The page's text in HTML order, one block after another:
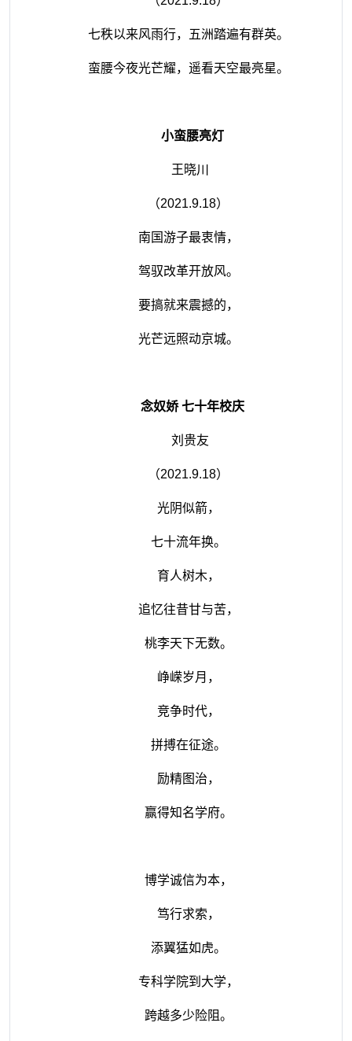
七秩以来风雨行，五洲踏遍有群英。
蛮腰今夜光芒耀，遥看天空最亮星。
小蛮腰亮灯
王晓川
（2021.9.18）
南国游子最衷情，
驾驭改革开放风。
要搞就来震撼的，
光芒远照动京城。
念奴娇 七十年校庆
刘贵友
（2021.9.18）
光阴似箭，
七十流年换。
育人树木，
追忆往昔甘与苦，
桃李天下无数。
峥嵘岁月，
竞争时代，
拼搏在征途。
励精图治，
赢得知名学府。
博学诚信为本，
笃行求索，
添翼猛如虎。
专科学院到大学，
跨越多少险阻。